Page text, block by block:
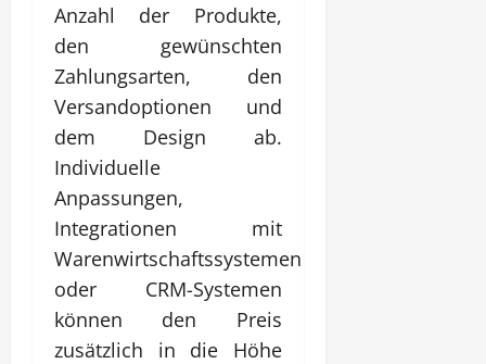
Anzahl der Produkte,
den gewünschten
Zahlungsarten, den
Versandoptionen und
dem Design ab.
Individuelle
Anpassungen,
Integrationen mit
Warenwirtschaftssystemen
oder CRM-Systemen
können den Preis
zusätzlich in die Höhe